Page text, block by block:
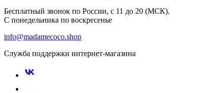
Бесплатный звонок по России, с 11 до 20 (МСК).
С понедельника по воскресенье
info@madamecoco.shop
Служба поддержки интернет-магазина